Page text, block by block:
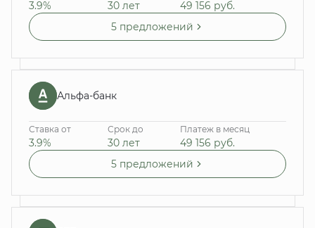
3.9% 30 лет 49 156 руб.
5 предложений
Альфа-банк
Ставка от
3.9%
Срок до
30 лет
Платеж в месяц
49 156 руб.
5 предложений